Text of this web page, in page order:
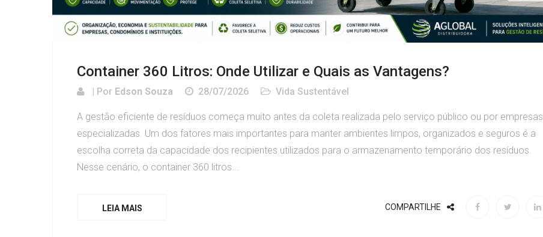
Container 360 Litros: Onde Utilizar e Quais as Vantagens?
| Por Edson Souza 28/07/2026 Vida Sustentável
A gestão eficiente de resíduos começa muito antes da coleta realizada pelo serviço público ou por empresas
especializadas. Um dos fatores mais importantes para manter ambientes limpos, organizados e seguros é a
escolha correta da capacidade dos recipientes utilizados para o armazenamento temporário dos resíduos.
Nesse cenário, o container 360 litros...
LEIA MAIS COMPARTILHE